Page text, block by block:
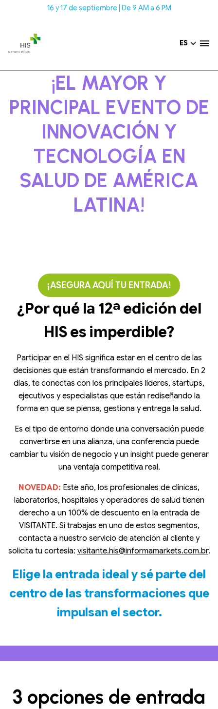
16 y 17 de septiembre | De 9 AM a 6 PM
ES
¡EL MAYOR Y
PRINCIPAL EVENTO DE
INNOVACIÓN Y
TECNOLOGÍA EN
SALUD DE AMÉRICA
LATINA!
¡ASEGURA AQUÍ TU ENTRADA!
¿Por qué la 12ª edición del
HIS es imperdible?
Participar en el HIS significa estar en el centro de las
decisiones que están transformando el mercado. En 2
días, te conectas con los principales líderes, startups,
ejecutivos y especialistas que están rediseñando la
forma en que se piensa, gestiona y entrega la salud.
Es el tipo de entorno donde una conversación puede
convertirse en una alianza, una conferencia puede
cambiar tu visión de negocio y un insight puede generar
una ventaja competitiva real.
NOVEDAD: Este año, los profesionales de clínicas,
laboratorios, hospitales y operadores de salud tienen
derecho a un 100% de descuento en la entrada de
VISITANTE. Si trabajas en uno de estos segmentos,
contacta a nuestro servicio de atención al cliente y
solicita tu cortesía: visitante.his@informamarkets.com.br.
Elige la entrada ideal y sé parte del
centro de las transformaciones que
impulsan el sector.
3 opciones de entrada